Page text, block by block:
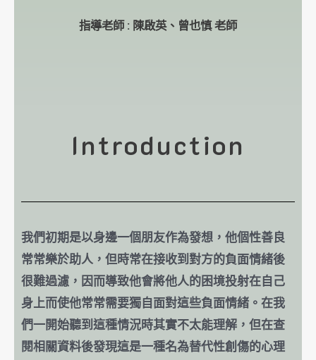
指導老師 : 陳啟英、曾也慎 老師
Introduction
我們初期是以身邊一個朋友作為發想，他個性善良
常常樂於助人，但時常在接收到對方的負面情緒後
很難過濾，因而導致他會將他人的困境投射在自己
身上而使他常常需要獨自面對這些負面情緒。在我
們一開始聽到這種情況時其實不太能理解，但在查
閱相關資料後發現這是一種名為替代性創傷的心理